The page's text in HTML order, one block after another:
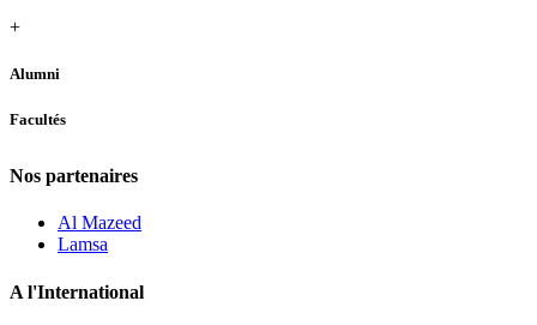
+
Alumni
Facultés
Nos partenaires
Al Mazeed
Lamsa
A l'International